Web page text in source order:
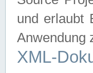
und erlaubt
Anwendung
XML-